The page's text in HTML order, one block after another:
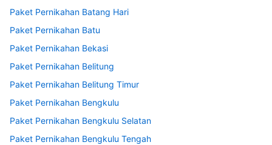
Paket Pernikahan Batang Hari
Paket Pernikahan Batu
Paket Pernikahan Bekasi
Paket Pernikahan Belitung
Paket Pernikahan Belitung Timur
Paket Pernikahan Bengkulu
Paket Pernikahan Bengkulu Selatan
Paket Pernikahan Bengkulu Tengah